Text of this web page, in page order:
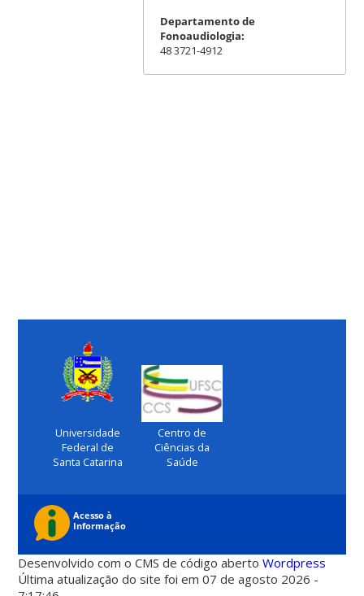
Departamento de
Fonoaudiologia:
48 3721-4912
Universidade
Federal de
Santa Catarina
Centro de
Ciências da
Saúde
Desenvolvido com o CMS de código abertoWordpress
Última atualização do site foi em 07 de agosto 2026 -